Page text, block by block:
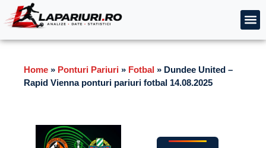
Home » Ponturi Pariuri » Fotbal » Dundee United –
Rapid Vienna ponturi pariuri fotbal 14.08.2025